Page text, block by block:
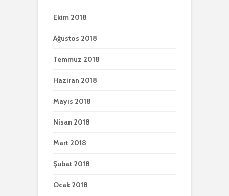
Ekim 2018
Ağustos 2018
Temmuz 2018
Haziran 2018
Mayıs 2018
Nisan 2018
Mart 2018
Şubat 2018
Ocak 2018